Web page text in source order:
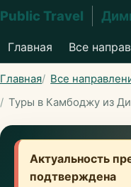
Public Travel
Главная Все
Главная Все
Туры в Камбоджу из
Актуальность
подтверждена